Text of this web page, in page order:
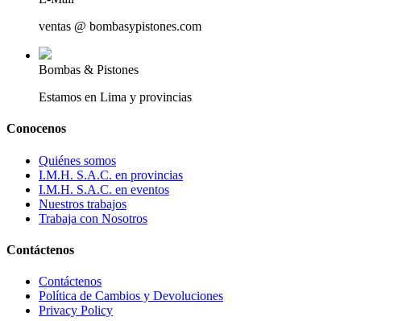
ventas @ bombasypistones.com
Bombas & Pistones
Estamos en Lima y provincias
Conocenos
Quiénes somos
I.M.H. S.A.C. en provincias
I.M.H. S.A.C. en eventos
Nuestros trabajos
Trabaja con Nosotros
Contáctenos
Contáctenos
Política de Cambios y Devoluciones
Privacy Policy